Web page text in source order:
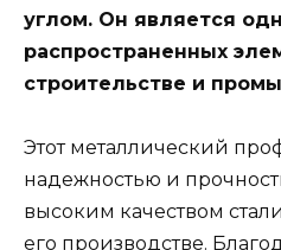
углом. Он является
распространенных
строительстве и
Этот металлический
надежностью и
высоким качеством
его производстве.